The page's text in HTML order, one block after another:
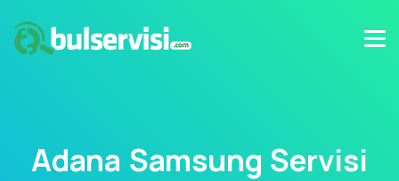
Adana Samsung Servisi